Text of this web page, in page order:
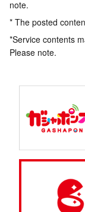
note.
* The posted
*Service contents
Please note.